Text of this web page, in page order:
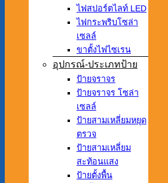
ไฟสปอร์ตไลท์ LED
ไฟกระพริบโซล่า
เซลล์
ขาตั้งไฟไซเรน
อุปกรณ์-ประเภทป้าย
ป้ายจราจร
ป้ายจราจร โซล่า
เซลล์
ป้ายสามเหลี่ยมหยุด
ตรวจ
ป้ายสามเหลี่ยม
สะท้อนแสง
ป้ายตั้งพื้น